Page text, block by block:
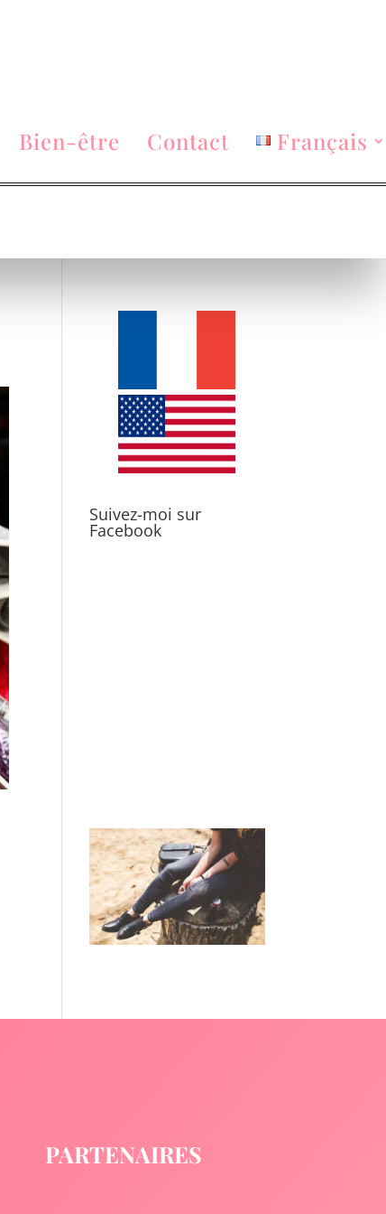
Bien-être Contact Français
Suivez-moi sur
Facebook
PARTENAIRES